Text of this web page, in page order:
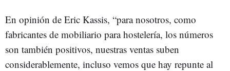
En opinión de Eric Kassis, “para nosotros, como
fabricantes de mobiliario para hostelería, los números
son también positivos, nuestras ventas suben
considerablemente, incluso vemos que hay repunte al